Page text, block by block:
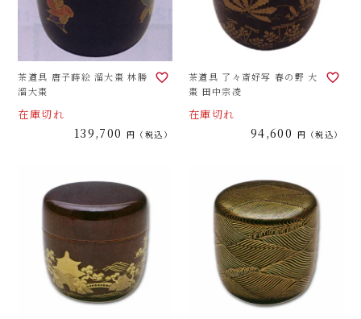
茶道具 唐子蒔絵 溜大棗 林勝
溜大棗
在庫切れ
139,700 税込
茶道具 了々斎好写 春の野 大
棗 田中宗凌
在庫切れ
94,600 税込